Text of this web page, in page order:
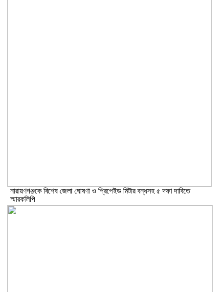
নারায়ণগঞ্জকে বিশেষ জেলা ঘোষণা ও প্রিপেইড মিটার বন্ধসহ ৫ দফা দাবিতে
স্মারকলিপি